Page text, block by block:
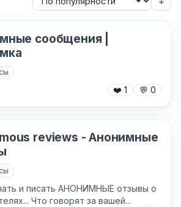
сообщения |
❤️ 1 💬 0
reviews - Анонимные
и писать АНОНИМНЫЕ отзывы о
Что говорят за вашей...